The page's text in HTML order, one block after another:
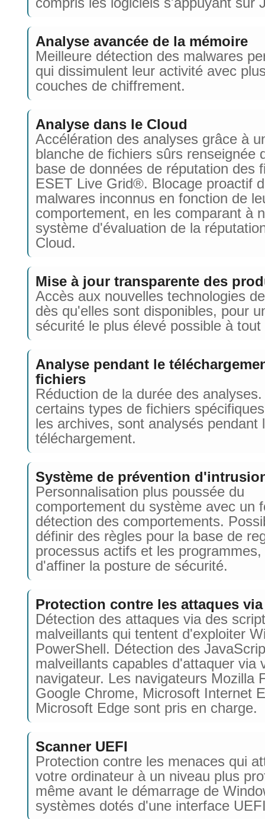
Analyse avancée de la mémoire
Meilleure détection des malwares
qui dissimulent leur activité avec
couches de chiffrement.
Analyse dans le Cloud
Accélération des analyses grâce à
blanche de fichiers sûrs renseignée
base de données de réputation des
ESET Live Grid®. Blocage proactif
malwares inconnus en fonction de
comportement, en les comparant à
système d'évaluation de la
Cloud.
Mise à jour transparente des
Accès aux nouvelles technologies
dès qu'elles sont disponibles, pour
sécurité le plus élevé possible à
Analyse pendant le
fichiers
Réduction de la durée des
certains types de fichiers
les archives, sont analysés pendant
téléchargement.
Système de prévention
Personnalisation plus poussée du
comportement du système avec un
détection des comportements.
définir des règles pour la base de
processus actifs et les programmes,
d'affiner la posture de sécurité.
Protection contre les attaques
Détection des attaques via des
malveillants qui tentent d'exploiter
PowerShell. Détection des
malveillants capables d'attaquer via
navigateur. Les navigateurs Mozilla
Google Chrome, Microsoft Internet
Microsoft Edge sont pris en charge.
Scanner UEFI
Protection contre les menaces qui
votre ordinateur à un niveau plus
même avant le démarrage de
systèmes dotés d'une interface